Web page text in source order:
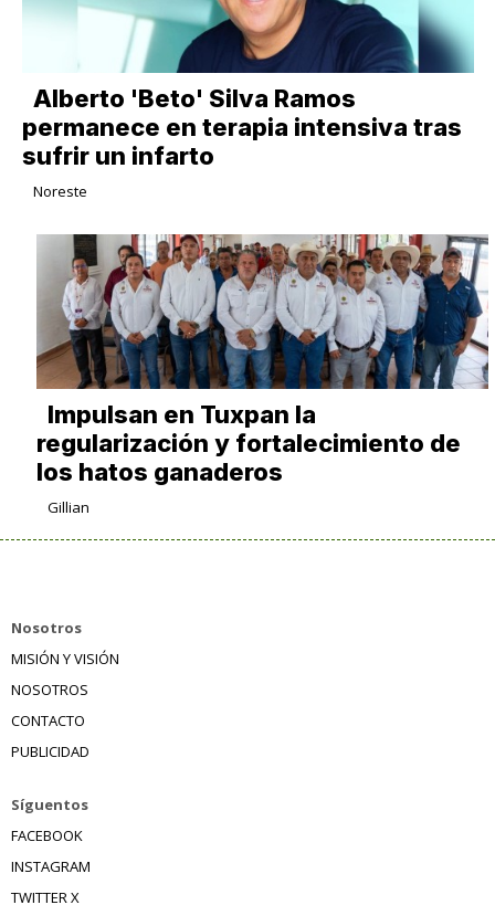
Alberto 'Beto' Silva Ramos
permanece en terapia intensiva tras
sufrir un infarto
Noreste
Impulsan en Tuxpan la
regularización y fortalecimiento de
los hatos ganaderos
Gillian
Nosotros
MISIÓN Y VISIÓN
NOSOTROS
CONTACTO
PUBLICIDAD
Síguentos
FACEBOOK
INSTAGRAM
TWITTER X